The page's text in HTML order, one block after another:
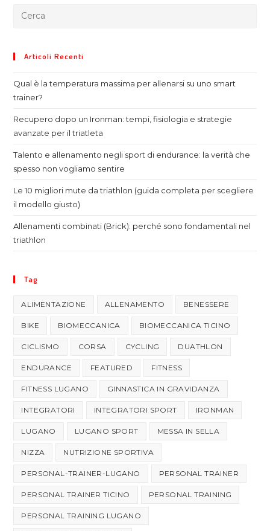
Articoli Recenti
Qual è la temperatura massima per allenarsi su uno smart
trainer?
Recupero dopo un Ironman: tempi, fisiologia e strategie
avanzate per il triatleta
Talento e allenamento negli sport di endurance: la verità che
spesso non vogliamo sentire
Le 10 migliori mute da triathlon (guida completa per scegliere
il modello giusto)
Allenamenti combinati (Brick): perché sono fondamentali nel
triathlon
Tag
ALIMENTAZIONE ALLENAMENTO BENESSERE
BIKE BIOMECCANICA BIOMECCANICA TICINO
CICLISMO CORSA CYCLING DUATHLON
ENDURANCE FEATURED FITNESS
FITNESS LUGANO GINNASTICA IN GRAVIDANZA
INTEGRATORI INTEGRATORI SPORT IRONMAN
LUGANO LUGANO SPORT MESSA IN SELLA
NIZZA NUTRIZIONE SPORTIVA
PERSONAL-TRAINER-LUGANO PERSONAL TRAINER
PERSONAL TRAINER TICINO PERSONAL TRAINING
PERSONAL TRAINING LUGANO